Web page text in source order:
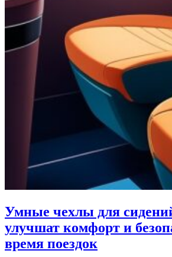
Умные чехлы для
улучшат комфорт и
время поездок